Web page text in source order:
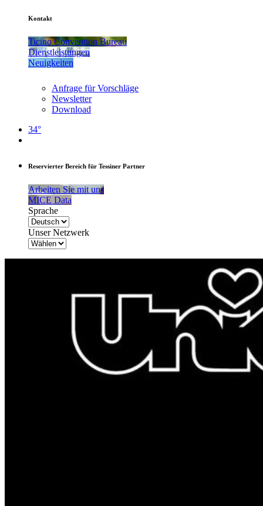
Kontakt
Ticino Convention Bureau
Dienstleistungen
Neuigkeiten
Anfrage für Vorschläge
Newsletter
Download
34°
Reservierter Bereich für Tessiner Partner
Arbeiten Sie mit uns
MICE Data
Sprache
Unser Netzwerk